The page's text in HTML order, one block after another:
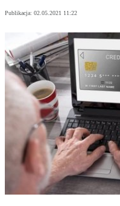
Publikacja: 02.05.2021 11:22